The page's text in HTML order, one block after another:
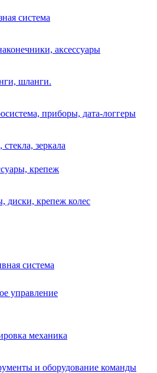
система
аксессуары
шланги.
приборы, дата-логгеры
стекла, зеркала
крепеж
крепеж колес
система
управление
механика
и оборудование команды